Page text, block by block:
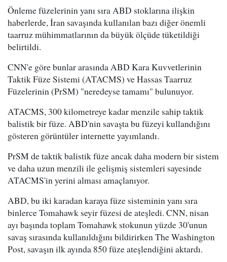
Önleme füzelerinin yanı sıra ABD stoklarına ilişkin
haberlerde, İran savaşında kullanılan bazı diğer önemli
taarruz mühimmatlarının da büyük ölçüde tüketildiği
belirtildi.
CNN'e göre bunlar arasında ABD Kara Kuvvetlerinin
Taktik Füze Sistemi (ATACMS) ve Hassas Taarruz
Füzelerinin (PrSM) "neredeyse tamamı" bulunuyor.
ATACMS, 300 kilometreye kadar menzile sahip taktik
balistik bir füze. ABD'nin savaşta bu füzeyi kullandığını
gösteren görüntüler internette yayımlandı.
PrSM de taktik balistik füze ancak daha modern bir sistem
ve daha uzun menzili ile gelişmiş sistemleri sayesinde
ATACMS'in yerini alması amaçlanıyor.
ABD, bu iki karadan karaya füze sisteminin yanı sıra
binlerce Tomahawk seyir füzesi de ateşledi. CNN, nisan
ayı başında toplam Tomahawk stokunun yüzde 30'unun
savaş sırasında kullanıldığını bildirirken The Washington
Post, savaşın ilk ayında 850 füze ateşlendiğini aktardı.